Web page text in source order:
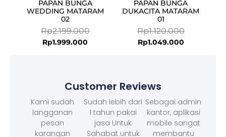
PAPAN BUNGA
WEDDING MATARAM
02
Rp2.199.000
Rp1.999.000
PAPAN BUNGA
DUKACITA MATARAM
01
Rp1.120.000
Rp1.049.000
Customer Reviews
Kami sudah
langganan
pesan
karangan
Sudah lebih dari
1 tahun pakai
jasa Untuk
Sahabat untuk
Sebagai admin
kantor, aplikasi
mobile sangat
membantu